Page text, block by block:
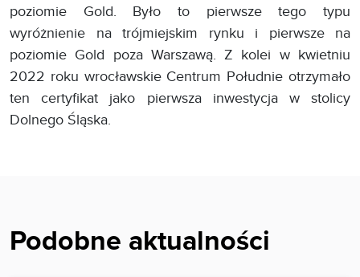
poziomie Gold. Było to pierwsze tego typu
wyróżnienie na trójmiejskim rynku i pierwsze na
poziomie Gold poza Warszawą. Z kolei w kwietniu
2022 roku wrocławskie Centrum Południe otrzymało
ten certyfikat jako pierwsza inwestycja w stolicy
Dolnego Śląska.
Podobne aktualności